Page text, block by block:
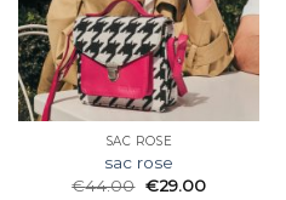
SAC ROSE
sac rose
€44.00 €29.00